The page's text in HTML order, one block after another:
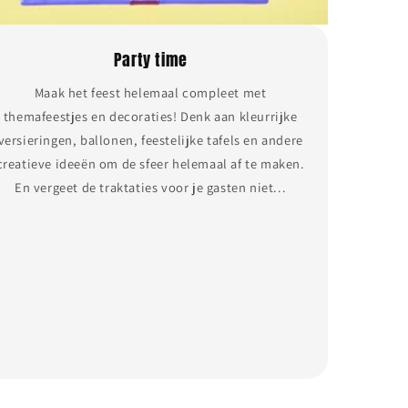
Party time
Maak het feest helemaal compleet met
themafeestjes en decoraties! Denk aan kleurrijke
ballonen, feestelijke tafels en andere
ideeën om de sfeer helemaal af te maken.
En vergeet de traktaties voor je gasten niet...